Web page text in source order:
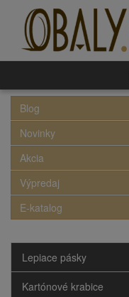
Blog
Novinky
Akcia
Výpredaj
E-katalog
Lepiace pásky
Kartónové krabice